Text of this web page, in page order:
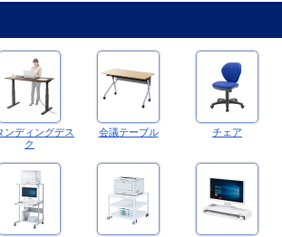
ンディングデス
ク
会議テーブル チェア